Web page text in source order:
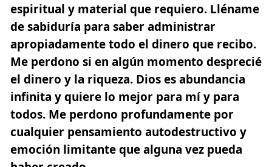
espiritual y material que requiero. Lléname
de sabiduría para saber administrar
apropiadamente todo el dinero que recibo.
Me perdono si en algún momento desprecié
el dinero y la riqueza. Dios es abundancia
infinita y quiere lo mejor para mí y para
todos. Me perdono profundamente por
cualquier pensamiento autodestructivo y
emoción limitante que alguna vez pueda